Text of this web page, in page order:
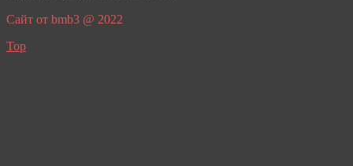
Сайт от bmb3 @ 2022
Top